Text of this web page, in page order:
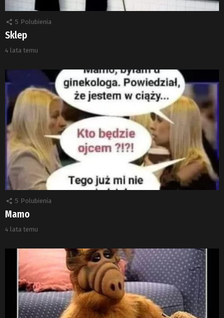
5 Polubienia
Sklep
4 lata temu
5 Polubienia
Mamo
4 lata temu